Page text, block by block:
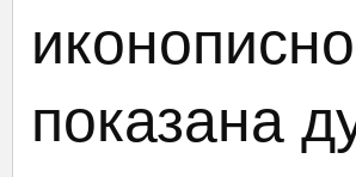
показана